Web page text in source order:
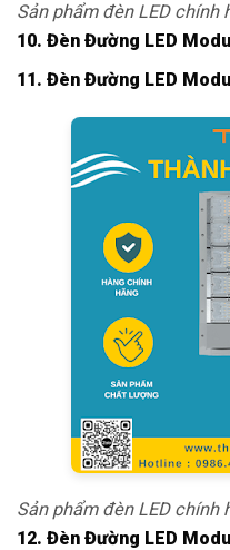
Sản phẩm đèn LED chính
10. Đèn Đường LED
11. Đèn Đường LED
Sản phẩm đèn LED chính
12. Đèn Đường LED